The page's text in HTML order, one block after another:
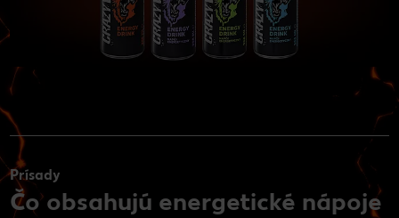
Prísady
Čo obsahujú energetické nápoje